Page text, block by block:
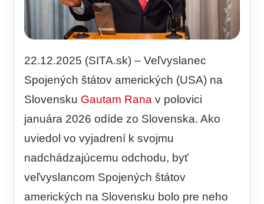
22.12.2025 (SITA.sk) – Veľvyslanec
Spojených štátov amerických (USA) na
Slovensku Gautam Rana v polovici
januára 2026 odíde zo Slovenska. Ako
uviedol vo vyjadrení k svojmu
nadchádzajúcemu odchodu, byť
veľvyslancom Spojených štátov
amerických na Slovensku bolo pre neho